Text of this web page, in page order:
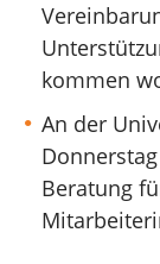
kommen
An der
Beratung